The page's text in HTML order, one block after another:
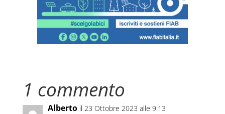
1 commento
Alberto il 23 Ottobre 2023 alle 9:13